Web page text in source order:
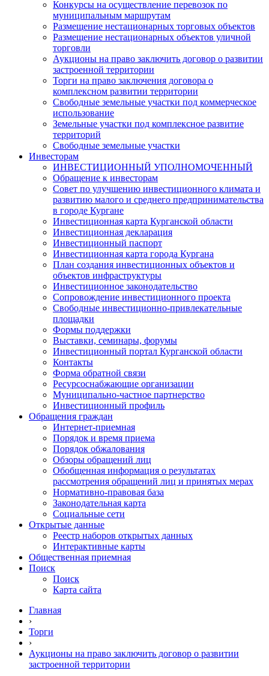
Конкурсы на осуществление перевозок по
муниципальным маршрутам
Размещение нестационарных торговых объектов
Размещение нестационарных объектов уличной
торговли
Аукционы на право заключить договор о развитии
застроенной территории
Торги на право заключения договора о
комплексном развитии территории
Свободные земельные участки под коммерческое
использование
Земельные участки под комплексное развитие
территорий
Свободные земельные участки
Инвесторам
ИНВЕСТИЦИОННЫЙ УПОЛНОМОЧЕННЫЙ
Обращение к инвесторам
Совет по улучшению инвестиционного климата и
развитию малого и среднего предпринимательства
в городе Кургане
Инвестиционная карта Курганской области
Инвестиционная декларация
Инвестиционный паспорт
Инвестиционная карта города Кургана
План создания инвестиционных объектов и
объектов инфраструктуры
Инвестиционное законодательство
Сопровождение инвестиционного проекта
Свободные инвестиционно-привлекательные
площадки
Формы поддержки
Выставки, семинары, форумы
Инвестиционный портал Курганской области
Контакты
Форма обратной связи
Ресурсоснабжающие организации
Муниципально-частное партнерство
Инвестиционный профиль
Обращения граждан
Интернет-приемная
Порядок и время приема
Порядок обжалования
Обзоры обращений лиц
Обобщенная информация о результатах
рассмотрения обращений лиц и принятых мерах
Нормативно-правовая база
Законодательная карта
Социальные сети
Открытые данные
Реестр наборов открытых данных
Интерактивные карты
Общественная приемная
Поиск
Поиск
Карта сайта
Главная
›
Торги
›
Аукционы на право заключить договор о развитии
застроенной территории